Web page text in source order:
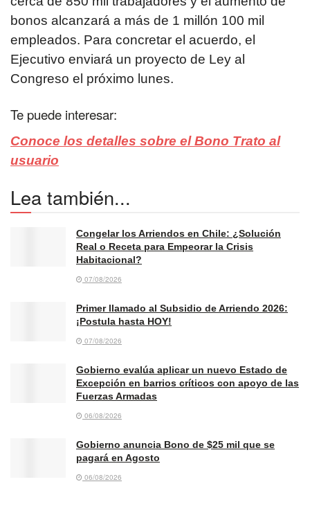
bonos alcanzará a más de 1 millón 100 mil
empleados. Para concretar el acuerdo, el
Ejecutivo enviará un proyecto de Ley al
Congreso el próximo lunes.
Te puede interesar:
Conoce los detalles sobre el Bono Trato al
usuario
Lea también...
Congelar los Arriendos en Chile: ¿Solución
Real o Receta para Empeorar la Crisis
Habitacional?
07/08/2026
Primer llamado al Subsidio de Arriendo 2026:
¡Postula hasta HOY!
07/08/2026
Gobierno evalúa aplicar un nuevo Estado de
Excepción en barrios críticos con apoyo de las
Fuerzas Armadas
06/08/2026
Gobierno anuncia Bono de $25 mil que se
pagará en Agosto
06/08/2026